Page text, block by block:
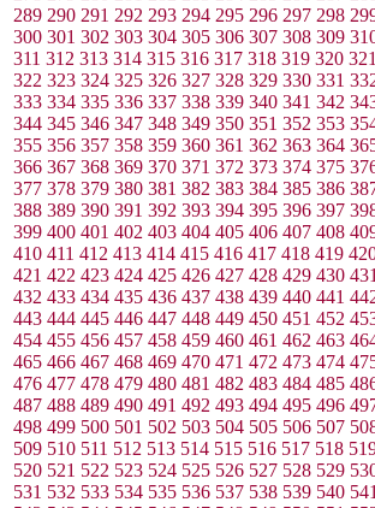
289 290 291 292 293 294 295 296 297 298
300 301 302 303 304 305 306 307 308 309
311 312 313 314 315 316 317 318 319 320
322 323 324 325 326 327 328 329 330 331
333 334 335 336 337 338 339 340 341 342
344 345 346 347 348 349 350 351 352 353
355 356 357 358 359 360 361 362 363 364
366 367 368 369 370 371 372 373 374 375
377 378 379 380 381 382 383 384 385 386
388 389 390 391 392 393 394 395 396 397
399 400 401 402 403 404 405 406 407 408
410 411 412 413 414 415 416 417 418 419
421 422 423 424 425 426 427 428 429 430
432 433 434 435 436 437 438 439 440 441
443 444 445 446 447 448 449 450 451 452
454 455 456 457 458 459 460 461 462 463
465 466 467 468 469 470 471 472 473 474
476 477 478 479 480 481 482 483 484 485
487 488 489 490 491 492 493 494 495 496
498 499 500 501 502 503 504 505 506 507
509 510 511 512 513 514 515 516 517 518
520 521 522 523 524 525 526 527 528 529
531 532 533 534 535 536 537 538 539 540